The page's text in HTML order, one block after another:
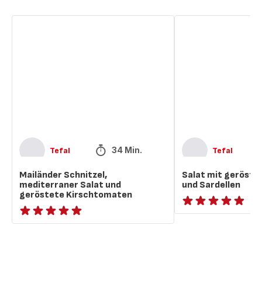
Tefal 34 Min.
Mailänder Schnitzel,
mediterraner Salat und
geröstete Kirschtomaten
ratings.NaN
Tefal
Salat mit
und Sardellen
ratings.NaN